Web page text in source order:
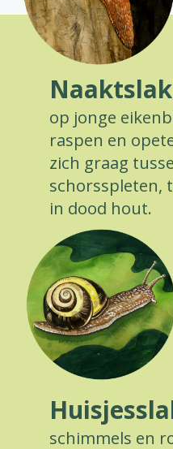
op jonge
raspen en
zich graag
schorsspleten,
in dood hout.
schimmels en